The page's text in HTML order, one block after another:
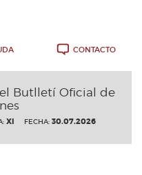
CONTACTO
Butlletí Oficial de
XI FECHA: 30.07.2026